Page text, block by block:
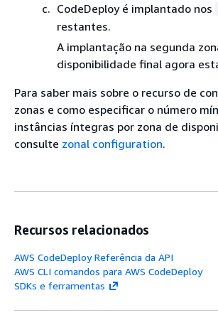
CodeDeploy é implantado nos
restantes.
A implantação na segunda
disponibilidade final agora
Para saber mais sobre o recurso de
zonas e como especificar o número
instâncias íntegras por zona de
consulte zonal configuration.
Recursos relacionados
AWS CodeDeploy Referência da API
AWS CLI comandos para AWS CodeDeploy
SDKs e ferramentas